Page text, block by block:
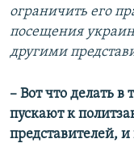
ограничить его
посещения
другими
– Вот что делать в
пускают к
представителей, и